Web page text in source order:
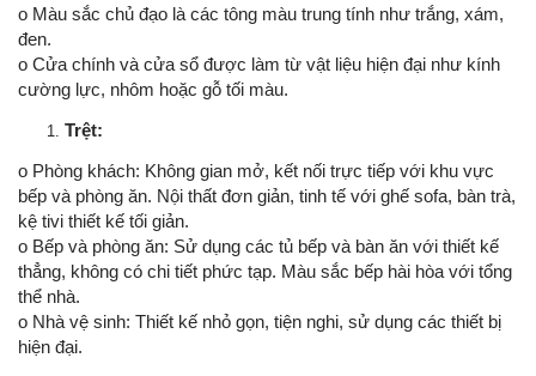
o Màu sắc chủ đạo là các tông màu trung tính như trắng, xám,
đen.
o Cửa chính và cửa sổ được làm từ vật liệu hiện đại như kính
cường lực, nhôm hoặc gỗ tối màu.
Trệt:
o Phòng khách: Không gian mở, kết nối trực tiếp với khu vực
bếp và phòng ăn. Nội thất đơn giản, tinh tế với ghế sofa, bàn trà,
kệ tivi thiết kế tối giản.
o Bếp và phòng ăn: Sử dụng các tủ bếp và bàn ăn với thiết kế
thẳng, không có chi tiết phức tạp. Màu sắc bếp hài hòa với tổng
thể nhà.
o Nhà vệ sinh: Thiết kế nhỏ gọn, tiện nghi, sử dụng các thiết bị
hiện đại.